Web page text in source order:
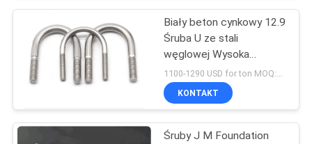
JAKOŚCI
SKONTAKTUJ
NAMI
Drop In Anchor
Biały beton cynkowy 12.9
Śruba U ze stali
węglowej Wysoka
wytrzymałość
KONTAKT
Śruby J M Foundation